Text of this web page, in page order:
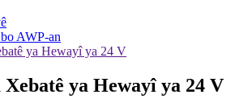
AWP-an
ya Hewayî ya 24 V
ya Hewayî ya 24 V